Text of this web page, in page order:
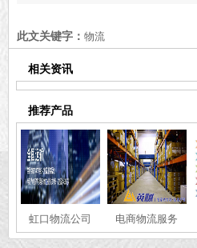
此文关键字： 物流
相关资讯
推荐产品
虹口物流公司 电商物流服务